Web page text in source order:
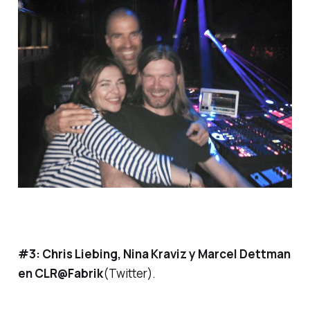
#3: Chris Liebing, Nina Kraviz y Marcel Dettman
en CLR@Fabrik(Twitter).